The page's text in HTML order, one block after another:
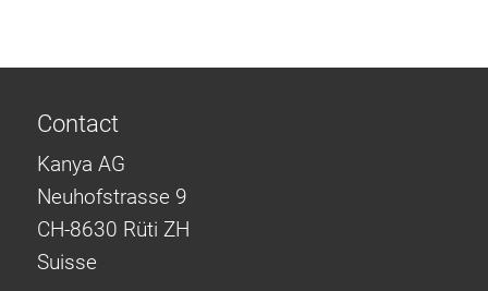
Contact
Kanya AG
Neuhofstrasse 9
CH-8630 Rüti ZH
Suisse